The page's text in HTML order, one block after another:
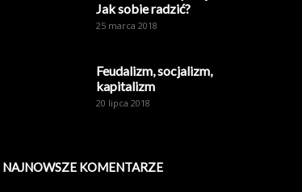
Jak sobie radzić?
25 marca 2018
Feudalizm, socjalizm,
kapitalizm
20 lipca 2018
NAJNOWSZE KOMENTARZE